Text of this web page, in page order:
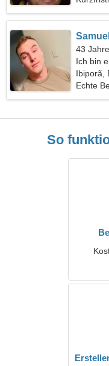
Samuel
43
Ich bin
Ibiporã,
Echte
So